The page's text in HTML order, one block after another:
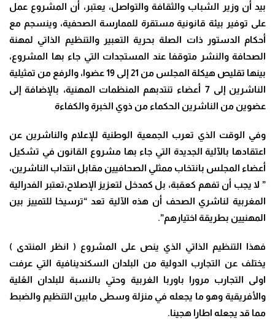
بيد أن وزير الشباب والثقافة والتواصل، يعتبر، أن المشروع عمل
على توفير بيئة قانونية مستقرة للممارسة الصحفية، وينسجم مع
أحكام الدستور ذات الصلة بحرية التعبير والتنظيم الذاتي لمهنة
الصحافة والنشر متوقفا عند المستجدات التي جاء بها المشروع،
بينها تقليص هيكلة المجلس من 21 إلى 19 عضوا، والرفع من تمثيلية
الناشرين إلى 7 أعضاء تنتدبهم المنظمات المهنية، بالإضافة إلى
عضوين من الناشرين الحكماء من ذوي الخبرة والكفاءة
وفي الوقت الذي تعرب الجمعية الوطنية للإعلام والناشرين عن
اعتقادها بالآلية الجديدة التي جاء بها مشروع القانون في تشكيل
أعضاء المجلس بانتخاب ممثلي الصحافيين مقابل انتداب الناشرين،
” لا يجب أن تفهم كعقبة، بل كمدخل لتعزيز الإصلاح،تعتبر الفدرالية
المغربية لناشري الصحف أن هذه الآلية تعد “ترسيخا للتمييز بين
المهنيين بطريقة اختيارهم”.
فهذا التنظيم الذاتي الذي ينص على المشروع ( انظر المنتدى )
يختلف عن التجارب الدولية من البلدان السكندينافية التي عرفت
اولى التجارب مرورا باوربا الغربية وحتي بالنسبة للبلدان العًلية
والأفريقية وهو ما يجعله في منزلة وسطى مابين التنظيم والضبط
مما قد يجعله اطارا هجينا.